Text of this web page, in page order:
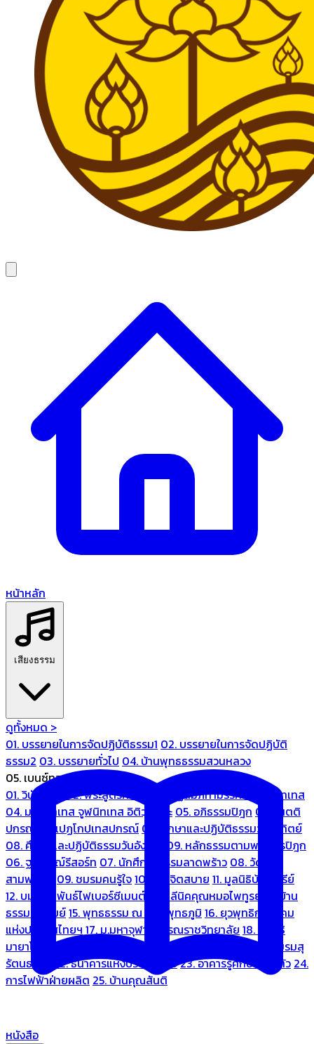
หน้าหลัก
เสียงธรรม
ดูทั้งหมด >
01. บรรยายในการจัดปฏิบัติธรรม1 02. บรรยายในการจัดปฏิบัติ
ธรรม2 03. บรรยายทั่วไป 04. บ้านพุทธธรรมสวนหลวง
05. เบนซ์ทองหล่อ
01. วินัยปิฎก
02. พระสูตรศึกษา
03. ปฏิสัมภิทามรรคและจูฬนิทเทส
04. มหานิทเทส จูฬนิทเทส อิติวุตตกะ 05. อภิธรรมปิฎก 06. เนตติ
ปกรณ์ และเปฏโกปเทสปกรณ์ 07. ศึกษาและปฏิบัติธรรมวันอาทิตย์
08. ศึกษาและปฏิบัติธรรมวันอังคาร
09. หลักธรรมตามพระไตรปิฎก
06. ฐณิชาฌ์รีสอร์ท 07. นักศึกษาธรรมลาดพร้าว 08. วัด
สามพระยา
09. ชมรมคนรู้ใจ10. บ้านจิตสบาย 11. มูลนิธิบ้านอารีย์
12. บมจ.มหพันธ์ไฟเบอร์ซีเมนต์
13. คลีนิคคุณหมอไพทูรย์
14. บ้าน
ธรรมะรื่นรมย์15. พุทธธรรม ณ แดนพุทธภูมิ 16. ยุวพุทธิกสมาคม
แห่งประเทศไทยฯ 17. ม.มหาจุฬาลงกรณราชวิทยาลัย 18. มูลนิธิ
มายาโคตมี
19. ariya wellness center
21. ชมรมสุ
รัตนธรรม
22. ธนาคารแห่งประเทศไทย23. อาคารรู้ศึกษารู้สึกตัว 24.
การไฟฟ้าฝ่ายผลิต 25. บ้านคุณสันติ
หนังสือ